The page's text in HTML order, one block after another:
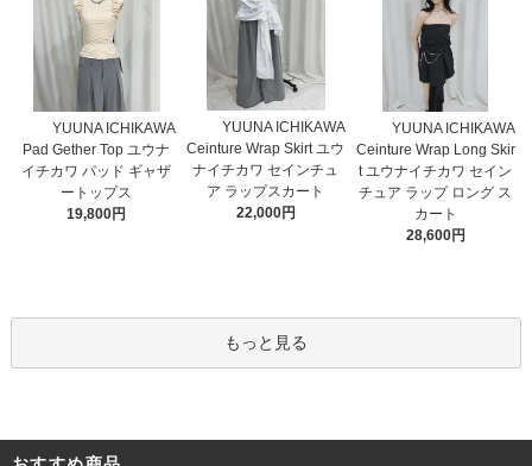
YUUNA ICHIKAWA
Pad Gether Top ユウナ
イチカワ パッド ギャザ
ートップス
19,800円
YUUNA ICHIKAWA
Ceinture Wrap Skirt ユウ
ナイチカワ セインチュ
ア ラップスカート
22,000円
YUUNA ICHIKAWA
Ceinture Wrap Long Skir
t ユウナイチカワ セイン
チュア ラップ ロング ス
カート
28,600円
もっと見る